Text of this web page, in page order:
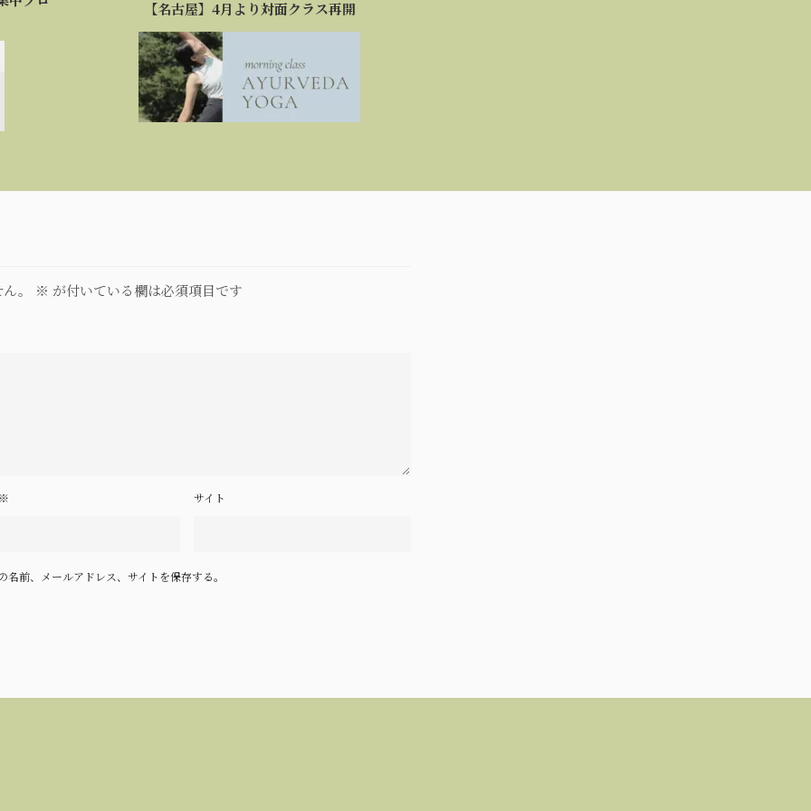
【名古屋】4月より対面クラス再開
。 ※ が付いている欄は必須項目です
サイト
前、メールアドレス、サイトを保存する。